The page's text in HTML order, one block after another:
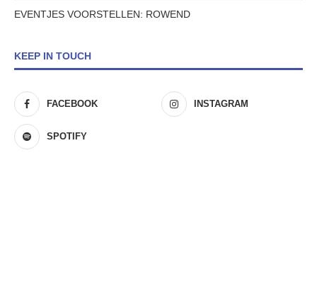
EVENTJES VOORSTELLEN: ROWEND
KEEP IN TOUCH
FACEBOOK INSTAGRAM
SPOTIFY